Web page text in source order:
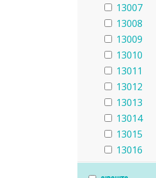
13007
13008
13009
13010
13011
13012
13013
13014
13015
13016